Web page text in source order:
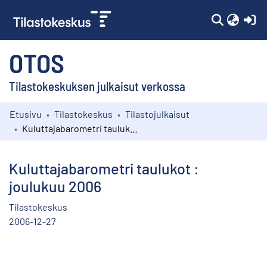
OTOS
Tilastokeskuksen julkaisut verkossa
Kokoelmat
Etusivu Tilastokeskus
Tilastojulkaisut
Kuluttajabarometri taulukot :
joulukuu 2006
Tilastokeskus
2006-12-27